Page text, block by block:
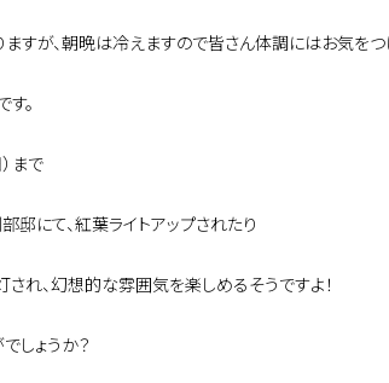
すが、朝晩は冷えますので皆さん体調にはお気をつ
。
まで
にて、紅葉ライトアップされたり
れ、幻想的な雰囲気を楽しめるそうですよ！
しょうか？